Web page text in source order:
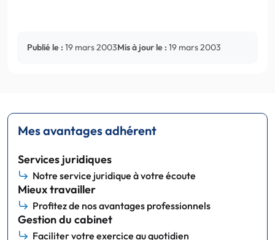
Publié le : 19 mars 2003Mis à jour le : 19 mars 2003
Mes avantages adhérent
Services juridiques
Notre service juridique à votre écoute
Mieux travailler
Profitez de nos avantages professionnels
Gestion du cabinet
Faciliter votre exercice au quotidien